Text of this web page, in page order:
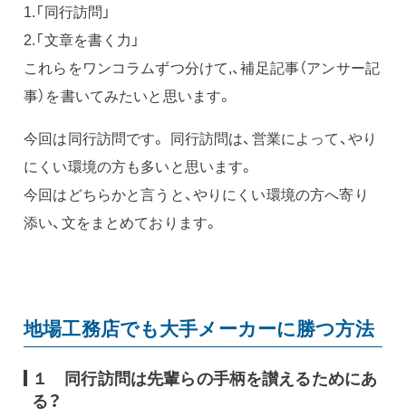
1.「同行訪問」
2.「文章を書く力」
これらをワンコラムずつ分けて,、補足記事（アンサー記
事）を書いてみたいと思います。
今回は同行訪問です。 同行訪問は、営業によって、やり
にくい環境の方も多いと思います。
今回はどちらかと言うと、やりにくい環境の方へ寄り
添い、文をまとめております。
地場工務店でも大手メーカーに勝つ方法
１ 同行訪問は先輩らの手柄を讃えるためにあ
る？